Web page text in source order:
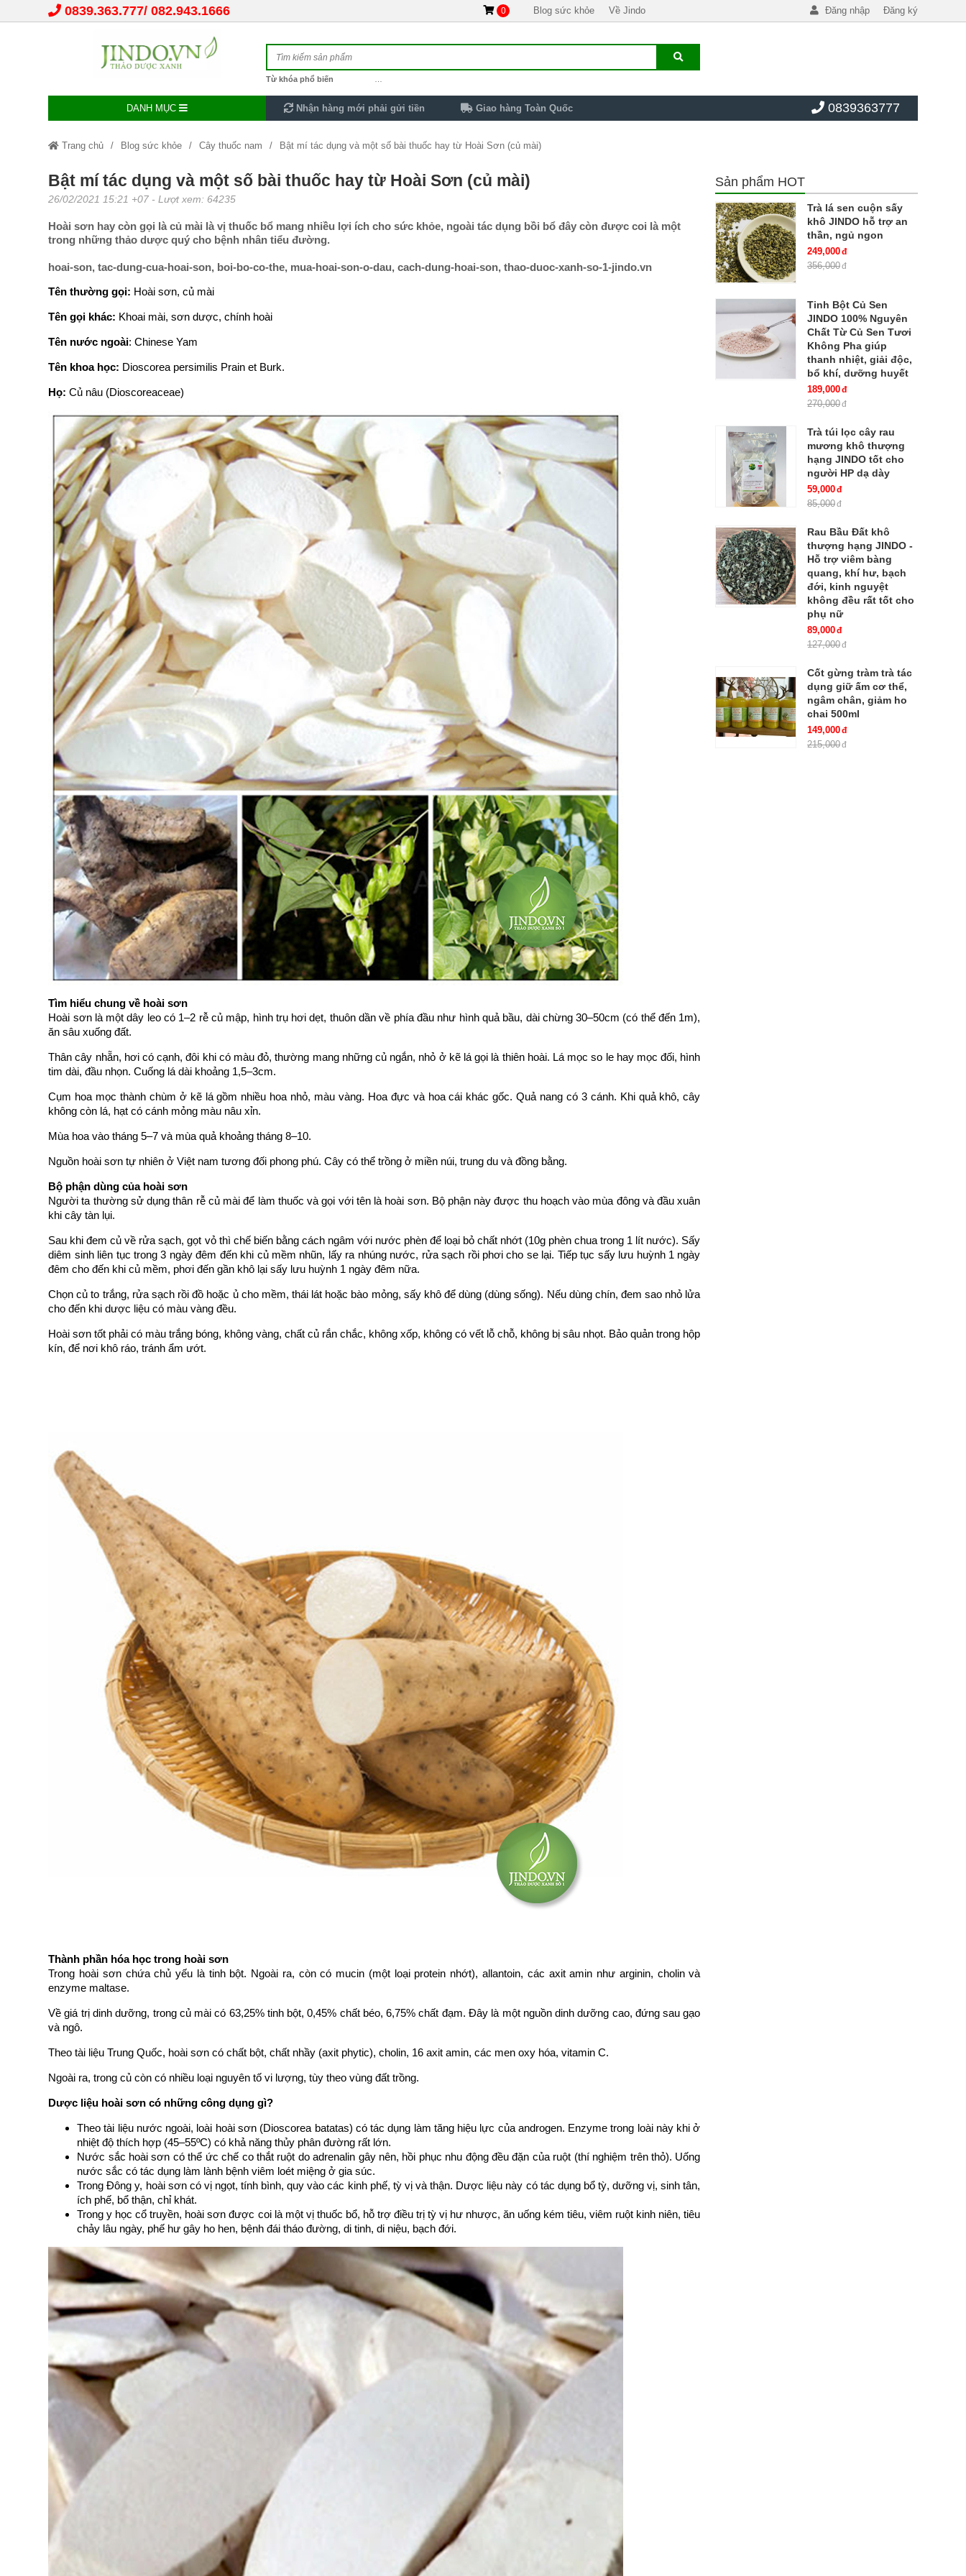
0839.363.777 082.943.1666 0 Blog sức khỏe Về Jindo Đăng nhập Đăng ký
Từ khóa phổ biến
DANH MỤC Nhận hàng mới phải gửi tiền Giao hàng Toàn Quốc 0839363777
Trang chủ Blog sức khỏe Cây thuốc nam Bật mí tác dụng và một số bài thuốc hay từ Hoài Sơn (củ mài)
Bật mí tác dụng và một số bài thuốc hay từ Hoài Sơn (củ mài)
26/02/2021 15:21 +07 - Lượt xem: 64235
Hoài sơn hay còn gọi là củ mài là vị thuốc bổ mang nhiều lợi ích cho sức khỏe, ngoài tác dụng bồi bổ đây còn được coi là một
trong những thảo dược quý cho bệnh nhân tiểu đường.
hoai-son, tac-dung-cua-hoai-son, boi-bo-co-the, mua-hoai-son-o-dau, cach-dung-hoai-son, thao-duoc-xanh-so-1-jindo.vn
Tên thường gọi: Hoài sơn, củ mài
Tên gọi khác: Khoai mài, sơn dược, chính hoài
Tên nước ngoài: Chinese Yam
Tên khoa học: Dioscorea persimilis Prain et Burk.
Họ: Củ nâu (Dioscoreaceae)
Tìm hiểu chung về hoài sơn
Hoài sơn là một dây leo có 1–2 rễ củ mập, hình trụ hơi dẹt, thuôn dần về phía đầu như hình quả bầu, dài chừng 30–50cm (có thể đến 1m),
ăn sâu xuống đất.
Thân cây nhẵn, hơi có cạnh, đôi khi có màu đỏ, thường mang những củ ngắn, nhỏ ở kẽ lá gọi là thiên hoài. Lá mọc so le hay mọc đối, hình
tim dài, đầu nhọn. Cuống lá dài khoảng 1,5–3cm.
Cụm hoa mọc thành chùm ở kẽ lá gồm nhiều hoa nhỏ, màu vàng. Hoa đực và hoa cái khác gốc. Quả nang có 3 cánh. Khi quả khô, cây
không còn lá, hạt có cánh mỏng màu nâu xỉn.
Mùa hoa vào tháng 5–7 và mùa quả khoảng tháng 8–10.
Nguồn hoài sơn tự nhiên ở Việt nam tương đối phong phú. Cây có thể trồng ở miền núi, trung du và đồng bằng.
Bộ phận dùng của hoài sơn
Người ta thường sử dụng thân rễ củ mài để làm thuốc và gọi với tên là hoài sơn. Bộ phận này được thu hoạch vào mùa đông và đầu xuân
khi cây tàn lụi.
Sau khi đem củ về rửa sạch, gọt vỏ thì chế biến bằng cách ngâm với nước phèn để loại bỏ chất nhớt (10g phèn chua trong 1 lít nước). Sấy
diêm sinh liên tục trong 3 ngày đêm đến khi củ mềm nhũn, lấy ra nhúng nước, rửa sạch rồi phơi cho se lại. Tiếp tục sấy lưu huỳnh 1 ngày
đêm cho đến khi củ mềm, phơi đến gần khô lại sấy lưu huỳnh 1 ngày đêm nữa.
Chọn củ to trắng, rửa sạch rồi đồ hoặc ủ cho mềm, thái lát hoặc bào mỏng, sấy khô để dùng (dùng sống). Nếu dùng chín, đem sao nhỏ lửa
cho đến khi dược liệu có màu vàng đều.
Hoài sơn tốt phải có màu trắng bóng, không vàng, chất củ rắn chắc, không xốp, không có vết lỗ chỗ, không bị sâu nhọt. Bảo quản trong hộp
kín, để nơi khô ráo, tránh ẩm ướt.
Thành phần hóa học trong hoài sơn
Trong hoài sơn chứa chủ yếu là tinh bột. Ngoài ra, còn có mucin (một loại protein nhớt), allantoin, các axit amin như arginin, cholin và
enzyme maltase.
Về giá trị dinh dưỡng, trong củ mài có 63,25% tinh bột, 0,45% chất béo, 6,75% chất đạm. Đây là một nguồn dinh dưỡng cao, đứng sau gạo
và ngô.
Theo tài liệu Trung Quốc, hoài sơn có chất bột, chất nhầy (axit phytic), cholin, 16 axit amin, các men oxy hóa, vitamin C.
Ngoài ra, trong củ còn có nhiều loại nguyên tố vi lượng, tùy theo vùng đất trồng.
Dược liệu hoài sơn có những công dụng gì?
Theo tài liệu nước ngoài, loài hoài sơn (Dioscorea batatas) có tác dụng làm tăng hiệu lực của androgen. Enzyme trong loài này khi ở
nhiệt độ thích hợp (45–55ºC) có khả năng thủy phân đường rất lớn.
Nước sắc hoài sơn có thể ức chế co thắt ruột do adrenalin gây nên, hồi phục nhu động đều đặn của ruột (thí nghiệm trên thỏ). Uống
nước sắc có tác dụng làm lành bệnh viêm loét miệng ở gia súc.
Trong Đông y, hoài sơn có vị ngọt, tính bình, quy vào các kinh phế, tỳ vị và thận. Dược liệu này có tác dụng bổ tỳ, dưỡng vị, sinh tân,
ích phế, bổ thận, chỉ khát.
Trong y học cổ truyền, hoài sơn được coi là một vị thuốc bổ, hỗ trợ điều trị tỳ vị hư nhược, ăn uống kém tiêu, viêm ruột kinh niên, tiêu
chảy lâu ngày, phế hư gây ho hen, bệnh đái tháo đường, di tinh, di niệu, bạch đới.
Sản phẩm HOT
Trà lá sen cuộn sấy
khô JINDO hỗ trợ an
thần, ngủ ngon
249,000
356,000
Tinh Bột Củ Sen
JINDO 100% Nguyên
Chất Từ Củ Sen Tươi
Không Pha giúp
thanh nhiệt, giải độc,
bổ khí, dưỡng huyết
189,000
270,000
Trà túi lọc cây rau
mương khô thượng
hạng JINDO tốt cho
người HP dạ dày
59,000
85,000
Rau Bầu Đất khô
thượng hạng JINDO -
Hỗ trợ viêm bàng
quang, khí hư, bạch
đới, kinh nguyệt
không đều rất tốt cho
phụ nữ
89,000
127,000
Cốt gừng tràm trà tác
dụng giữ ấm cơ thể,
ngâm chân, giảm ho
chai 500ml
149,000
215,000